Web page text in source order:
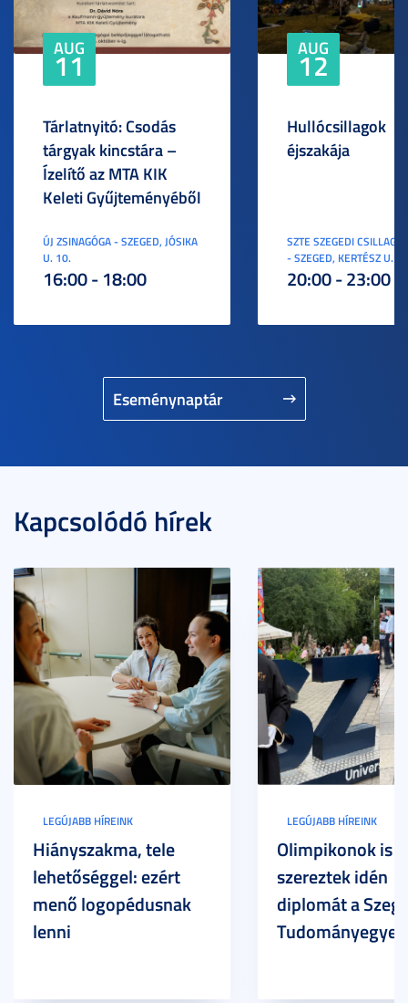
Eseménynaptár
AUG
11
Tárlatnyitó: Csodás
tárgyak kincstára –
Ízelítő az MTA KIK
Keleti Gyűjteményéből
ÚJ ZSINAGÓGA - SZEGED, JÓSIKA
U. 10.
16:00 - 18:00
AUG
12
Hullócsillagok
éjszakája
SZTE SZEGEDI
- SZEGED, KERTÉSZ U. 3.
20:00 - 23:00
Kapcsolódó hírek
LEGÚJABB HÍREINK
Hiányszakma, tele
lehetőséggel: ezért
menő logopédusnak
lenni
LEGÚJABB HÍREINK
Olimpikonok is
szereztek idén
diplomát a